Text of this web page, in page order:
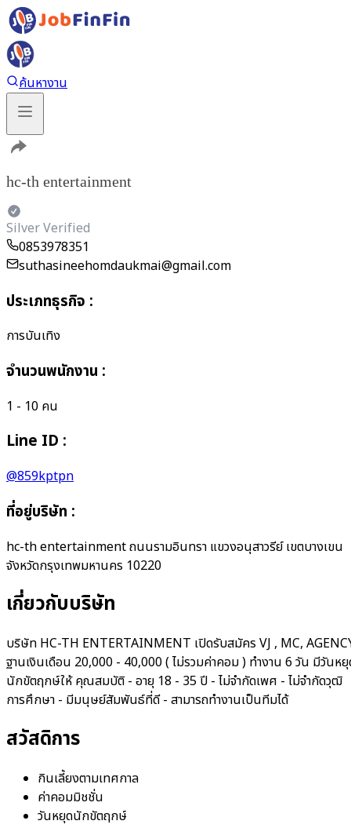
ค้นหางาน
hc-th entertainment
Silver Verified
0853978351
suthasineehomdaukmai@gmail.com
ประเภทธุรกิจ :
การบันเทิง
จำนวนพนักงาน :
1 - 10 คน
Line ID :
@859kptpn
ที่อยู่บริษัท :
hc-th entertainment ถนนรามอินทรา แขวงอนุสาวรีย์ เขตบางเขน
จังหวัดกรุงเทพมหานคร 10220
เกี่ยวกับบริษัท
บริษัท HC-TH ENTERTAINMENT เปิดรับสมัคร VJ , MC,
ฐานเงินเดือน 20,000 - 40,000 ( ไม่รวมค่าคอม ) ทำงาน 6 วัน มีวันห
นักขัตฤกษ์ให้ คุณสมบัติ - อายุ 18 - 35 ปี - ไม่จำกัดเพศ - ไม่จำกัดวุฒิ
การศึกษา - มีมนุษย์สัมพันธ์ที่ดี - สามารถทำงานเป็นทีมได้
สวัสดิการ
กินเลี้ยงตามเทศกาล
ค่าคอมมิชชั่น
วันหยุดนักขัตฤกษ์